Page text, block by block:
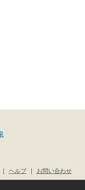
お問い合わせ
|
ヘルプ
|